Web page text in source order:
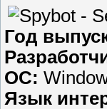
Год
ОС:
Язык